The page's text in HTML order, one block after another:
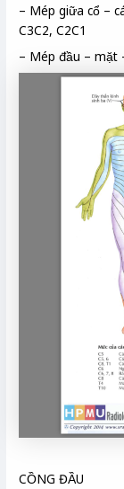
– Mép giữa cổ –
C3C2, C2C1
– Mép đầu – mặt
CỒNG ĐẦU